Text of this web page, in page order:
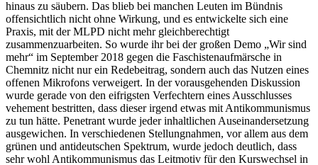
hinaus zu säubern. Das blieb bei manchen Leuten im Bündnis
offensichtlich nicht ohne Wirkung, und es entwickelte sich eine
Praxis, mit der MLPD nicht mehr gleichberechtigt
zusammenzuarbeiten. So wurde ihr bei der großen Demo „Wir sind
mehr“ im September 2018 gegen die Faschistenaufmärsche in
Chemnitz nicht nur ein Redebeitrag, sondern auch das Nutzen eines
offenen Mikrofons verweigert. In der vorausgehenden Diskussion
wurde gerade von den eifrigsten Verfechtern eines Ausschlusses
vehement bestritten, dass dieser irgend etwas mit Antikommunismus
zu tun hätte. Penetrant wurde jeder inhaltlichen Auseinandersetzung
ausgewichen. In verschiedenen Stellungnahmen, vor allem aus dem
grünen und antideutschen Spektrum, wurde jedoch deutlich, dass
sehr wohl Antikommunismus das Leitmotiv für den Kurswechsel in